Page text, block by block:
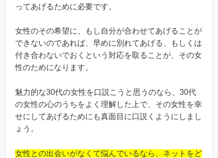
ってあげるために必要です。
女性のその希望に、もし自分が合わせてあげることが
できないのであれば、早めに別れてあげる、もしくは
付き合わないでおくという対応を取ることが、その女
性のためになります。
魅力的な30代の女性を口説こうと思うのなら、30代
の女性の心のうちをよく理解した上で、その女性を幸
せにしてあげるためにも真面目に口説くようにしまし
ょう。
女性との出会いがなくて悩んでいるなら、ネットをど